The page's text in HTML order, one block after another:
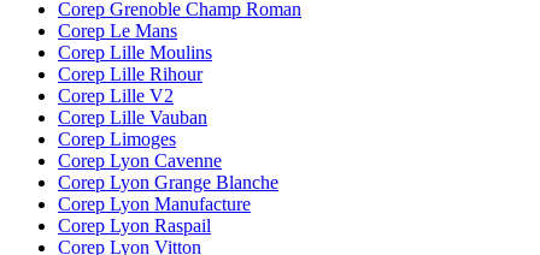
Corep Grenoble Champ Roman
Corep Le Mans
Corep Lille Moulins
Corep Lille Rihour
Corep Lille V2
Corep Lille Vauban
Corep Limoges
Corep Lyon Cavenne
Corep Lyon Grange Blanche
Corep Lyon Manufacture
Corep Lyon Raspail
Corep Lyon Vitton